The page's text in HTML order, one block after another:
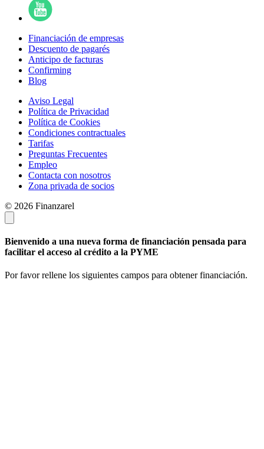
Financiación de empresas
Descuento de pagarés
Anticipo de facturas
Confirming
Blog
Aviso Legal
Política de Privacidad
Política de Cookies
Condiciones contractuales
Tarifas
Preguntas Frecuentes
Empleo
Contacta con nosotros
Zona privada de socios
© 2026 Finanzarel
Bienvenido a una nueva forma de financiación pensada para
facilitar el acceso al crédito a la PYME
Por favor rellene los siguientes campos para obtener financiación.